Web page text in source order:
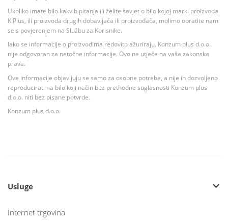
Ukoliko imate bilo kakvih pitanja ili želite savjet o bilo kojoj marki proizvoda
K Plus, ili proizvoda drugih dobavljača ili proizvođača, molimo obratite nam
se s povjerenjem na Službu za Korisnike.
Iako se informacije o proizvodima redovito ažuriraju, Konzum plus d.o.o.
nije odgovoran za netočne informacije. Ovo ne utječe na vaša zakonska
prava.
Ove informacije objavljuju se samo za osobne potrebe, a nije ih dozvoljeno
reproducirati na bilo koji način bez prethodne suglasnosti Konzum plus
d.o.o. niti bez pisane potvrde.
Konzum plus d.o.o.
Usluge
Internet trgovina